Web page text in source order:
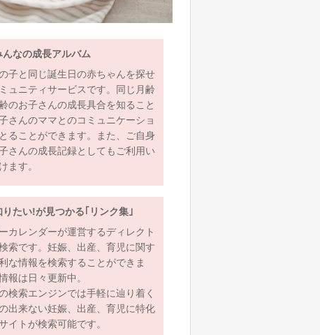
んなの成長アルバム
子と同じ誕生日の赤ちゃんを探せ
ュニティサービスです。同じ月齢
のお子さんの成長具合を知ること
さんのママとのコミュニケーショ
ることができます。また、ご自身
さんの成長記録としてもご利用い
ます。
りたい!が見つかる｢リンク集｣
カレンダーが運営するディレクト
索です。妊娠、出産、育児に関す
な情報を検索することができま
報は日々更新中。
検索エンジンでは手軽に辿り着く
出来ない妊娠、出産、育児に特化
イトが検索可能です。